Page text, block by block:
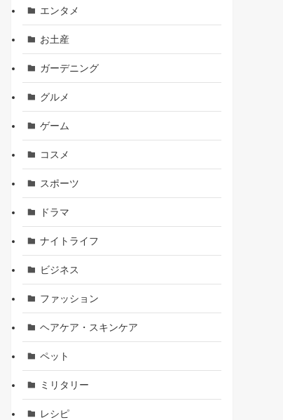
エンタメ
お土産
ガーデニング
グルメ
ゲーム
コスメ
スポーツ
ドラマ
ナイトライフ
ビジネス
ファッション
ヘアケア・スキンケア
ペット
ミリタリー
レシピ